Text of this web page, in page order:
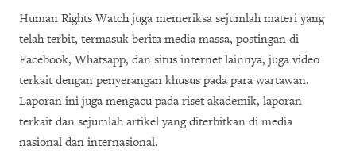
Human Rights Watch juga memeriksa sejumlah materi yang
telah terbit, termasuk berita media massa, postingan di
Facebook, Whatsapp, dan situs internet lainnya, juga video
terkait dengan penyerangan khusus pada para wartawan.
Laporan ini juga mengacu pada riset akademik, laporan
terkait dan sejumlah artikel yang diterbitkan di media
nasional dan internasional.